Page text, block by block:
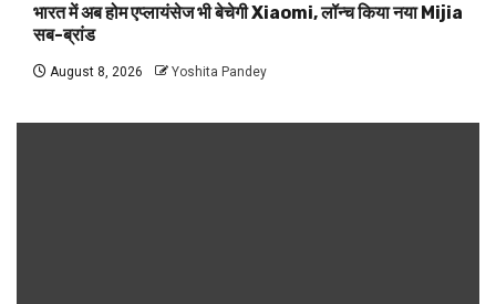
भारत में अब होम एप्लायंसेज भी बेचेगी Xiaomi, लॉन्च किया नया Mijia
सब-ब्रांड
August 8, 2026 Yoshita Pandey